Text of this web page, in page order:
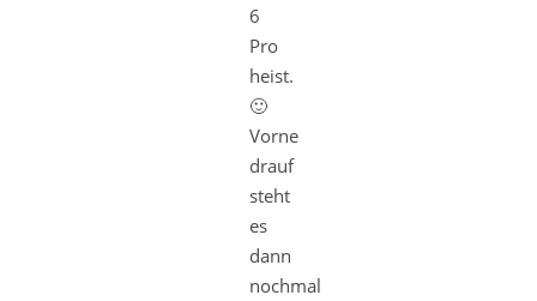
6
Pro
heist.
🙂
Vorne
drauf
steht
es
dann
nochmal